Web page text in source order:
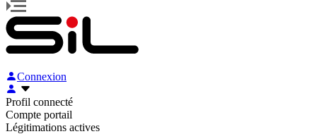
Connexion
Profil connecté
Compte portail
Légitimations actives